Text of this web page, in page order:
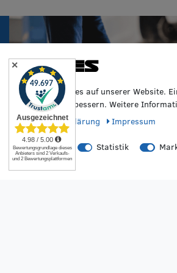
Cookies
Wir nutzen Cookies auf unserer Website.
Erfahrung zu verbessern. Weitere
Daten­schutz­erklärung
Impressum
Essenziell Statistik
✕